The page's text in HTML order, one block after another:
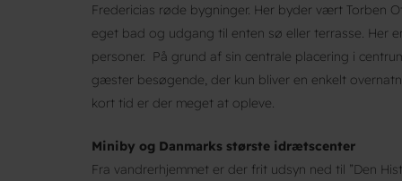
Fredericias røde bygninger. Her byder vært Torben
eget bad og udgang til enten sø eller terrasse. Her
personer. På grund af sin centrale placering i
gæster besøgende, der kun bliver en enkelt
kort tid er der meget at opleve.
Miniby og Danmarks største idrætscenter
Fra vandrerhjemmet er der frit udsyn ned til ”Den